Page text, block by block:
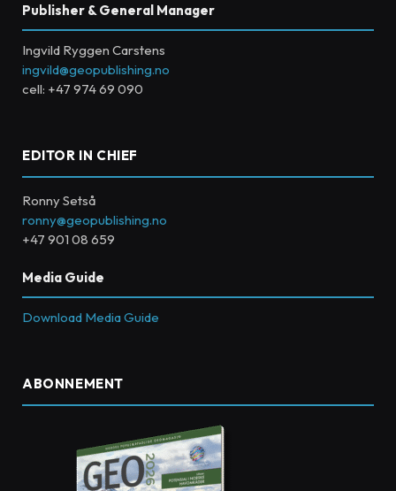
Publisher & General Manager
Ingvild Ryggen Carstens
ingvild@geopublishing.no
cell: +47 974 69 090
EDITOR IN CHIEF
Ronny Setså
ronny@geopublishing.no
+47 901 08 659
Media Guide
Download Media Guide
ABONNEMENT